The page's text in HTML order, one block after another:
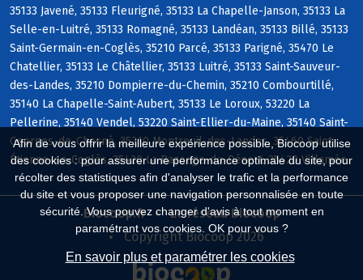
Afin de vous offrir la meilleure expérience possible, Biocoop utilise
des cookies : pour assurer une performance optimale du site, pour
récolter des statistiques afin d'analyser le trafic et la performance
du site et vous proposer une navigation personnalisée en toute
sécurité. Vous pouvez changer d'avis à tout moment en
paramétrant vos cookies. OK pour vous ?
En savoir plus et paramétrer les cookies
35133 Javené, 35133 Fleurigné, 35133 La Chapelle-Janson, 35133 La
Selle-en-Luitré, 35133 Romagné, 35133 Landéan, 35133 Billé, 35133
Saint-Germain-en-Coglès, 35210 Parcé, 35133 Parigné, 35470 Le
Chatellier, 35133 Le Châtellier, 35133 Luitré, 35133 Saint-Sauveur-
des-Landes, 35210 Dompierre-du-Chemin, 35210 Combourtillé,
35140 La Chapelle-Saint-Aubert, 35133 Le Loroux, 53220 La
Pellerine, 35140 Vendel, 53220 Saint-Ellier-du-Maine, 35140 Saint-
Georges-de-Chesné, 35210 Montreuil-des-Landes, 35460 Saint-
Étienne-en-Coglès, 35420 La Bazouge-du-Désert, 35420 Villamée
Biocoop.fr
Le réseau Biocoop
Copyright Biocoop 2026